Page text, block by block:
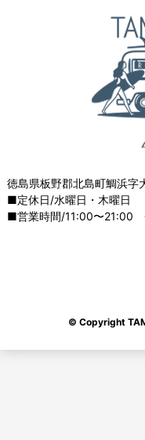
徳島県板野郡北島町鯛浜
■定休日/水曜日・木曜日
■営業時間/11:00〜21:00 ※
© Copyright